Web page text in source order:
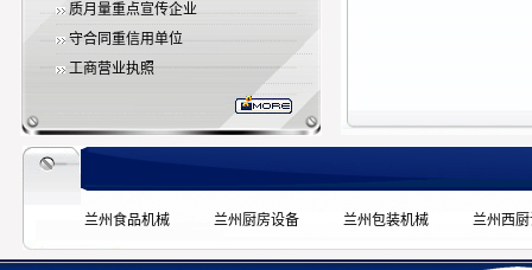
质月量重点宣传企业
守合同重信用单位
工商营业执照
兰州食品机械 兰州厨房设备 兰州包装机械 兰州西